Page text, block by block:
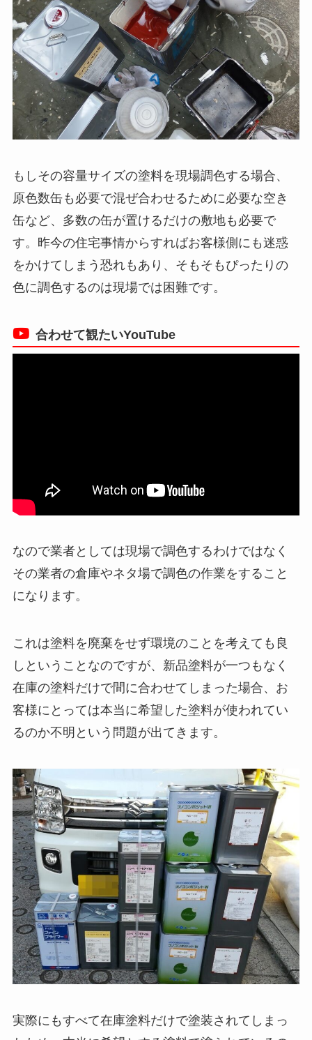
もしその容量サイズの塗料を現場調色する場合、
原色数缶も必要で混ぜ合わせるために必要な空き
缶など、多数の缶が置けるだけの敷地も必要で
す。昨今の住宅事情からすればお客様側にも迷惑
をかけてしまう恐れもあり、そもそもぴったりの
色に調色するのは現場では困難です。
合わせて観たいYouTube
なので業者としては現場で調色するわけではなく
その業者の倉庫やネタ場で調色の作業をすること
になります。
これは塗料を廃棄をせず環境のことを考えても良
しということなのですが、新品塗料が一つもなく
在庫の塗料だけで間に合わせてしまった場合、お
客様にとっては本当に希望した塗料が使われてい
るのか不明という問題が出てきます。
実際にもすべて在庫塗料だけで塗装されてしまっ